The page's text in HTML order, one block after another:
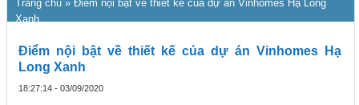
Trang chủ » Điểm nội bật về thiết kế của dự án Vinhomes Hạ Long
Xanh
Điểm nội bật về thiết kế của dự án Vinhomes Hạ
Long Xanh
18:27:14 - 03/09/2020